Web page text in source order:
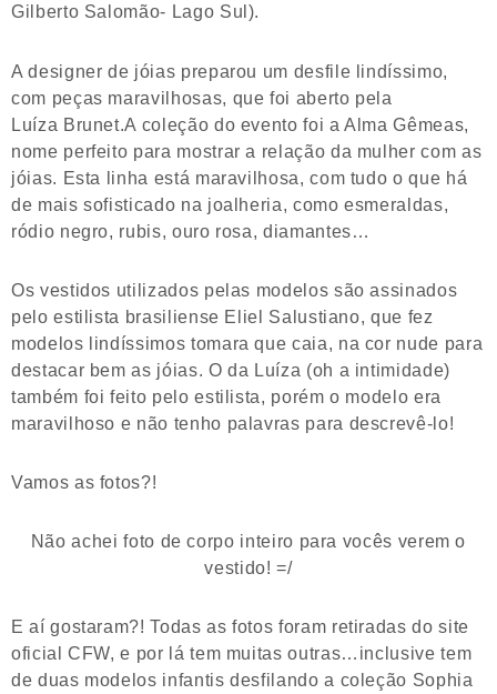
Gilberto Salomão- Lago Sul).
A designer de jóias preparou um desfile lindíssimo,
com peças maravilhosas, que foi aberto pela
Luíza Brunet.A coleção do evento foi a Alma Gêmeas,
nome perfeito para mostrar a relação da mulher com as
jóias. Esta linha está maravilhosa, com tudo o que há
de mais sofisticado na joalheria, como esmeraldas,
ródio negro, rubis, ouro rosa, diamantes…
Os vestidos utilizados pelas modelos são assinados
pelo estilista brasiliense Eliel Salustiano, que fez
modelos lindíssimos tomara que caia, na cor nude para
destacar bem as jóias. O da Luíza (oh a intimidade)
também foi feito pelo estilista, porém o modelo era
maravilhoso e não tenho palavras para descrevê-lo!
Vamos as fotos?!
Não achei foto de corpo inteiro para vocês verem o
vestido! =/
E aí gostaram?! Todas as fotos foram retiradas do site
oficial CFW, e por lá tem muitas outras…inclusive tem
de duas modelos infantis desfilando a coleção Sophia